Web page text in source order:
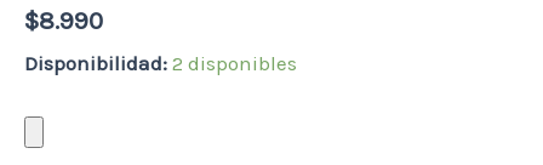
$8.990
Disponibilidad: 2 disponibles